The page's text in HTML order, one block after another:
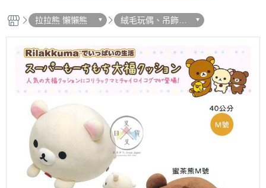
拉拉熊 懶懶熊
絨毛玩偶、吊飾、
沙包、場景